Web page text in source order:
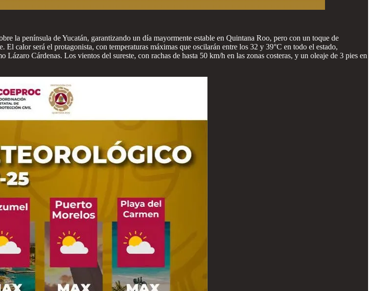
la península de Yucatán, garantizando un día mayormente estable en Quintana Roo, pero con un toque de
calor será el protagonista, con temperaturas máximas que oscilarán entre los 32 y 39°C en todo el estado,
Cárdenas. Los vientos del sureste, con rachas de hasta 50 km/h en las zonas costeras, y un oleaje de 3 pies en